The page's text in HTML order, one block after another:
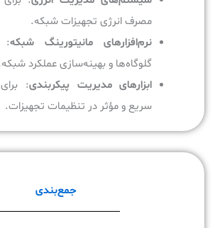
مصرف انرژی تجهیزات شبکه.
نرم‌افزارهای مانیتورینگ شبکه:
گلوگاه‌ها و بهینه‌سازی عملکرد
ابزارهای مدیریت پیکربندی:
سریع و مؤثر در تنظیمات تجهیزات.
جمع‌بندی